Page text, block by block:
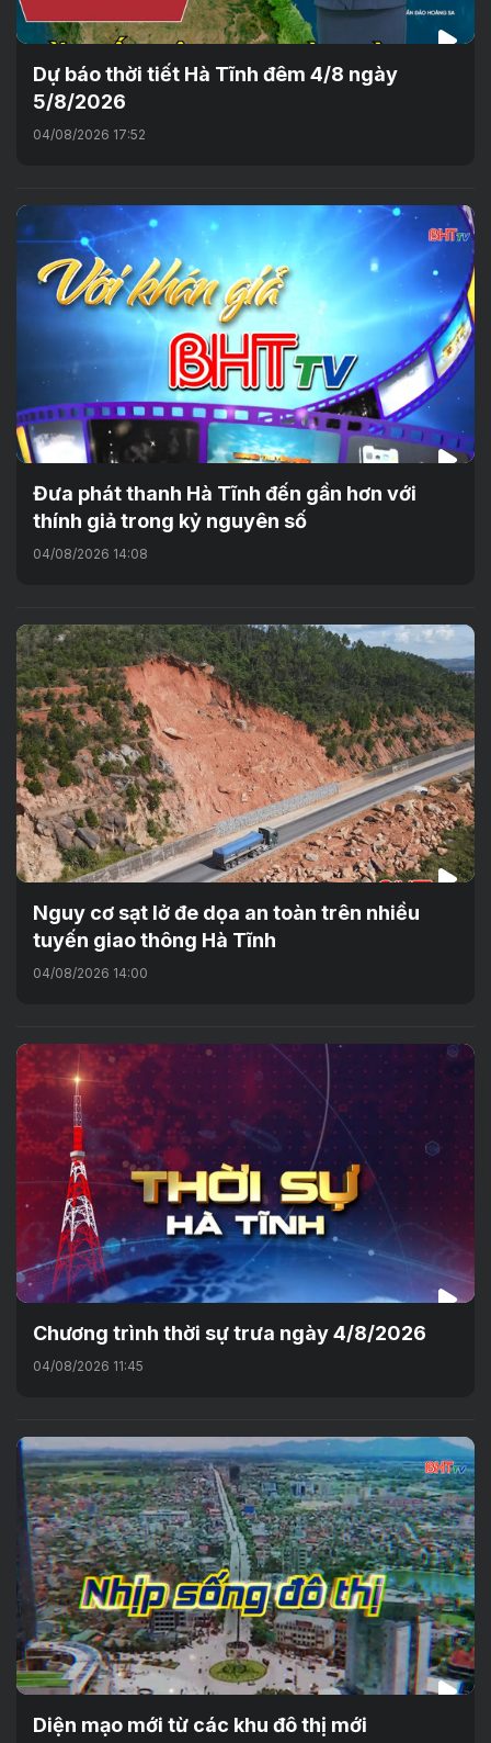
Dự báo thời tiết Hà Tĩnh đêm 4/8 ngày
5/8/2026
04/08/2026 17:52
Đưa phát thanh Hà Tĩnh đến gần hơn với
thính giả trong kỷ nguyên số
04/08/2026 14:08
Nguy cơ sạt lở đe dọa an toàn trên nhiều
tuyến giao thông Hà Tĩnh
04/08/2026 14:00
Chương trình thời sự trưa ngày 4/8/2026
04/08/2026 11:45
Diện mạo mới từ các khu đô thị mới